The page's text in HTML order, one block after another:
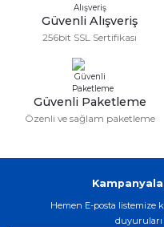
Ürün bilgilerinde hatalar
Ürün fiyatı diğer sitelerden
Bu ürüne benzer farklı
Güvenli Alışveriş
256bit SSL Sertifikası
Güvenli Paketleme
Özenli ve sağlam paketleme
Hemen E-posta listemize